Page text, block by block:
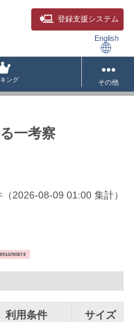
登録支援システム
English
ング その他
一考察
（2026-08-09 01:00 集計）
90874
利用条件 サイズ